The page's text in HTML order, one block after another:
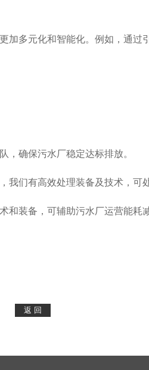
多元化和智能化。例如，通
，确保污水厂稳定达标排放。
们有高效处理装备及技术，可
装备，可辅助污水厂运营能耗